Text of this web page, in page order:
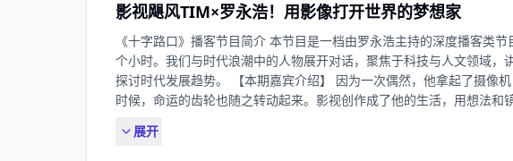
年年底的十字路口科技创新分享大会上，我们将 Lovart 选为年度最佳图
但可惜因为时间的关系，最终没能现场讲解，日后我们会专门拍摄演示
在这之前，让我们先用一场长谈，来认识一下这个积蓄了巨大能量、决
人。 《罗永浩的十字路口》第十六期，让我们和 Lovart 创始人陈冕，
【你将听到】 00:03:24生于重庆 00:19:34大学经历 00:38:06游遍大厂
01:18:45残酷竞争 01:33:45准备创业 01:50:14接触融资 02:06:11Lovart
02:46:29同行观察 03:04:43展望未来 03:27:15AI绘画 03:33:58终极风
影视飓风TIM×罗永浩！用影像打开世界的梦想家
《十字路口》播客节目简介 本节⽬是⼀档由罗永浩主持的深度播客类
个小时。我们与时代浪潮中的⼈物展开对话，聚焦于科技与⼈⽂领域，
探讨时代发展趋势。 【本期嘉宾介绍】 因为一次偶然，他拿起了摄像
时候，命运的齿轮也随之转动起来。影视创作成了他的生活，用想法和
越快，越走越远，越走越势不可挡。 在毛里求斯的海中和抹香鲸共舞，
展开